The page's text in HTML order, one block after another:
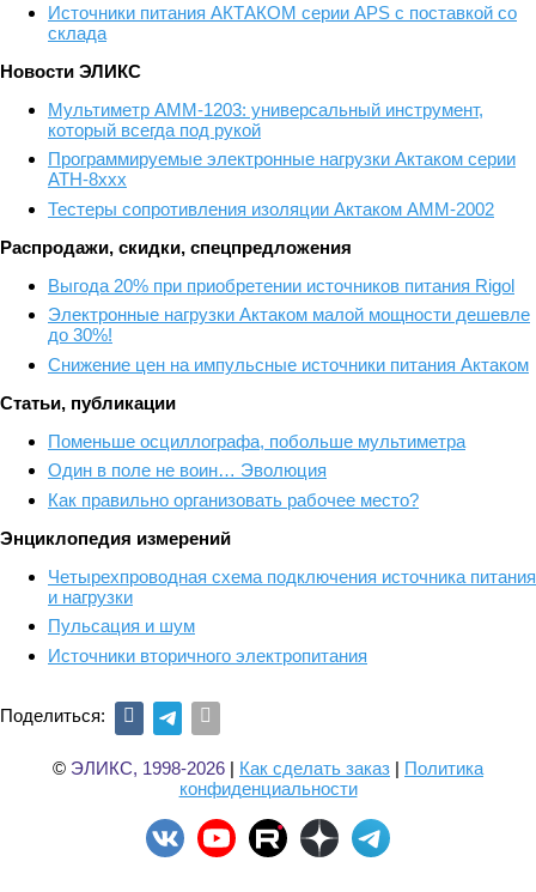
Источники питания АКТАКОМ серии APS с поставкой со
склада
Новости ЭЛИКС
Мультиметр АММ-1203: универсальный инструмент,
который всегда под рукой
Программируемые электронные нагрузки Актаком серии
АТН-8ххх
Тестеры сопротивления изоляции Актаком АММ-2002
Распродажи, скидки, спецпредложения
Выгода 20% при приобретении источников питания Rigol
Электронные нагрузки Актаком малой мощности дешевле
до 30%!
Снижение цен на импульсные источники питания Актаком
Статьи, публикации
Поменьше осциллографа, побольше мультиметра
Один в поле не воин… Эволюция
Как правильно организовать рабочее место?
Энциклопедия измерений
Четырехпроводная схема подключения источника питания
и нагрузки
Пульсация и шум
Источники вторичного электропитания
Поделиться:
© ЭЛИКС, 1998-2026 | Как сделать заказ | Политика
конфиденциальности